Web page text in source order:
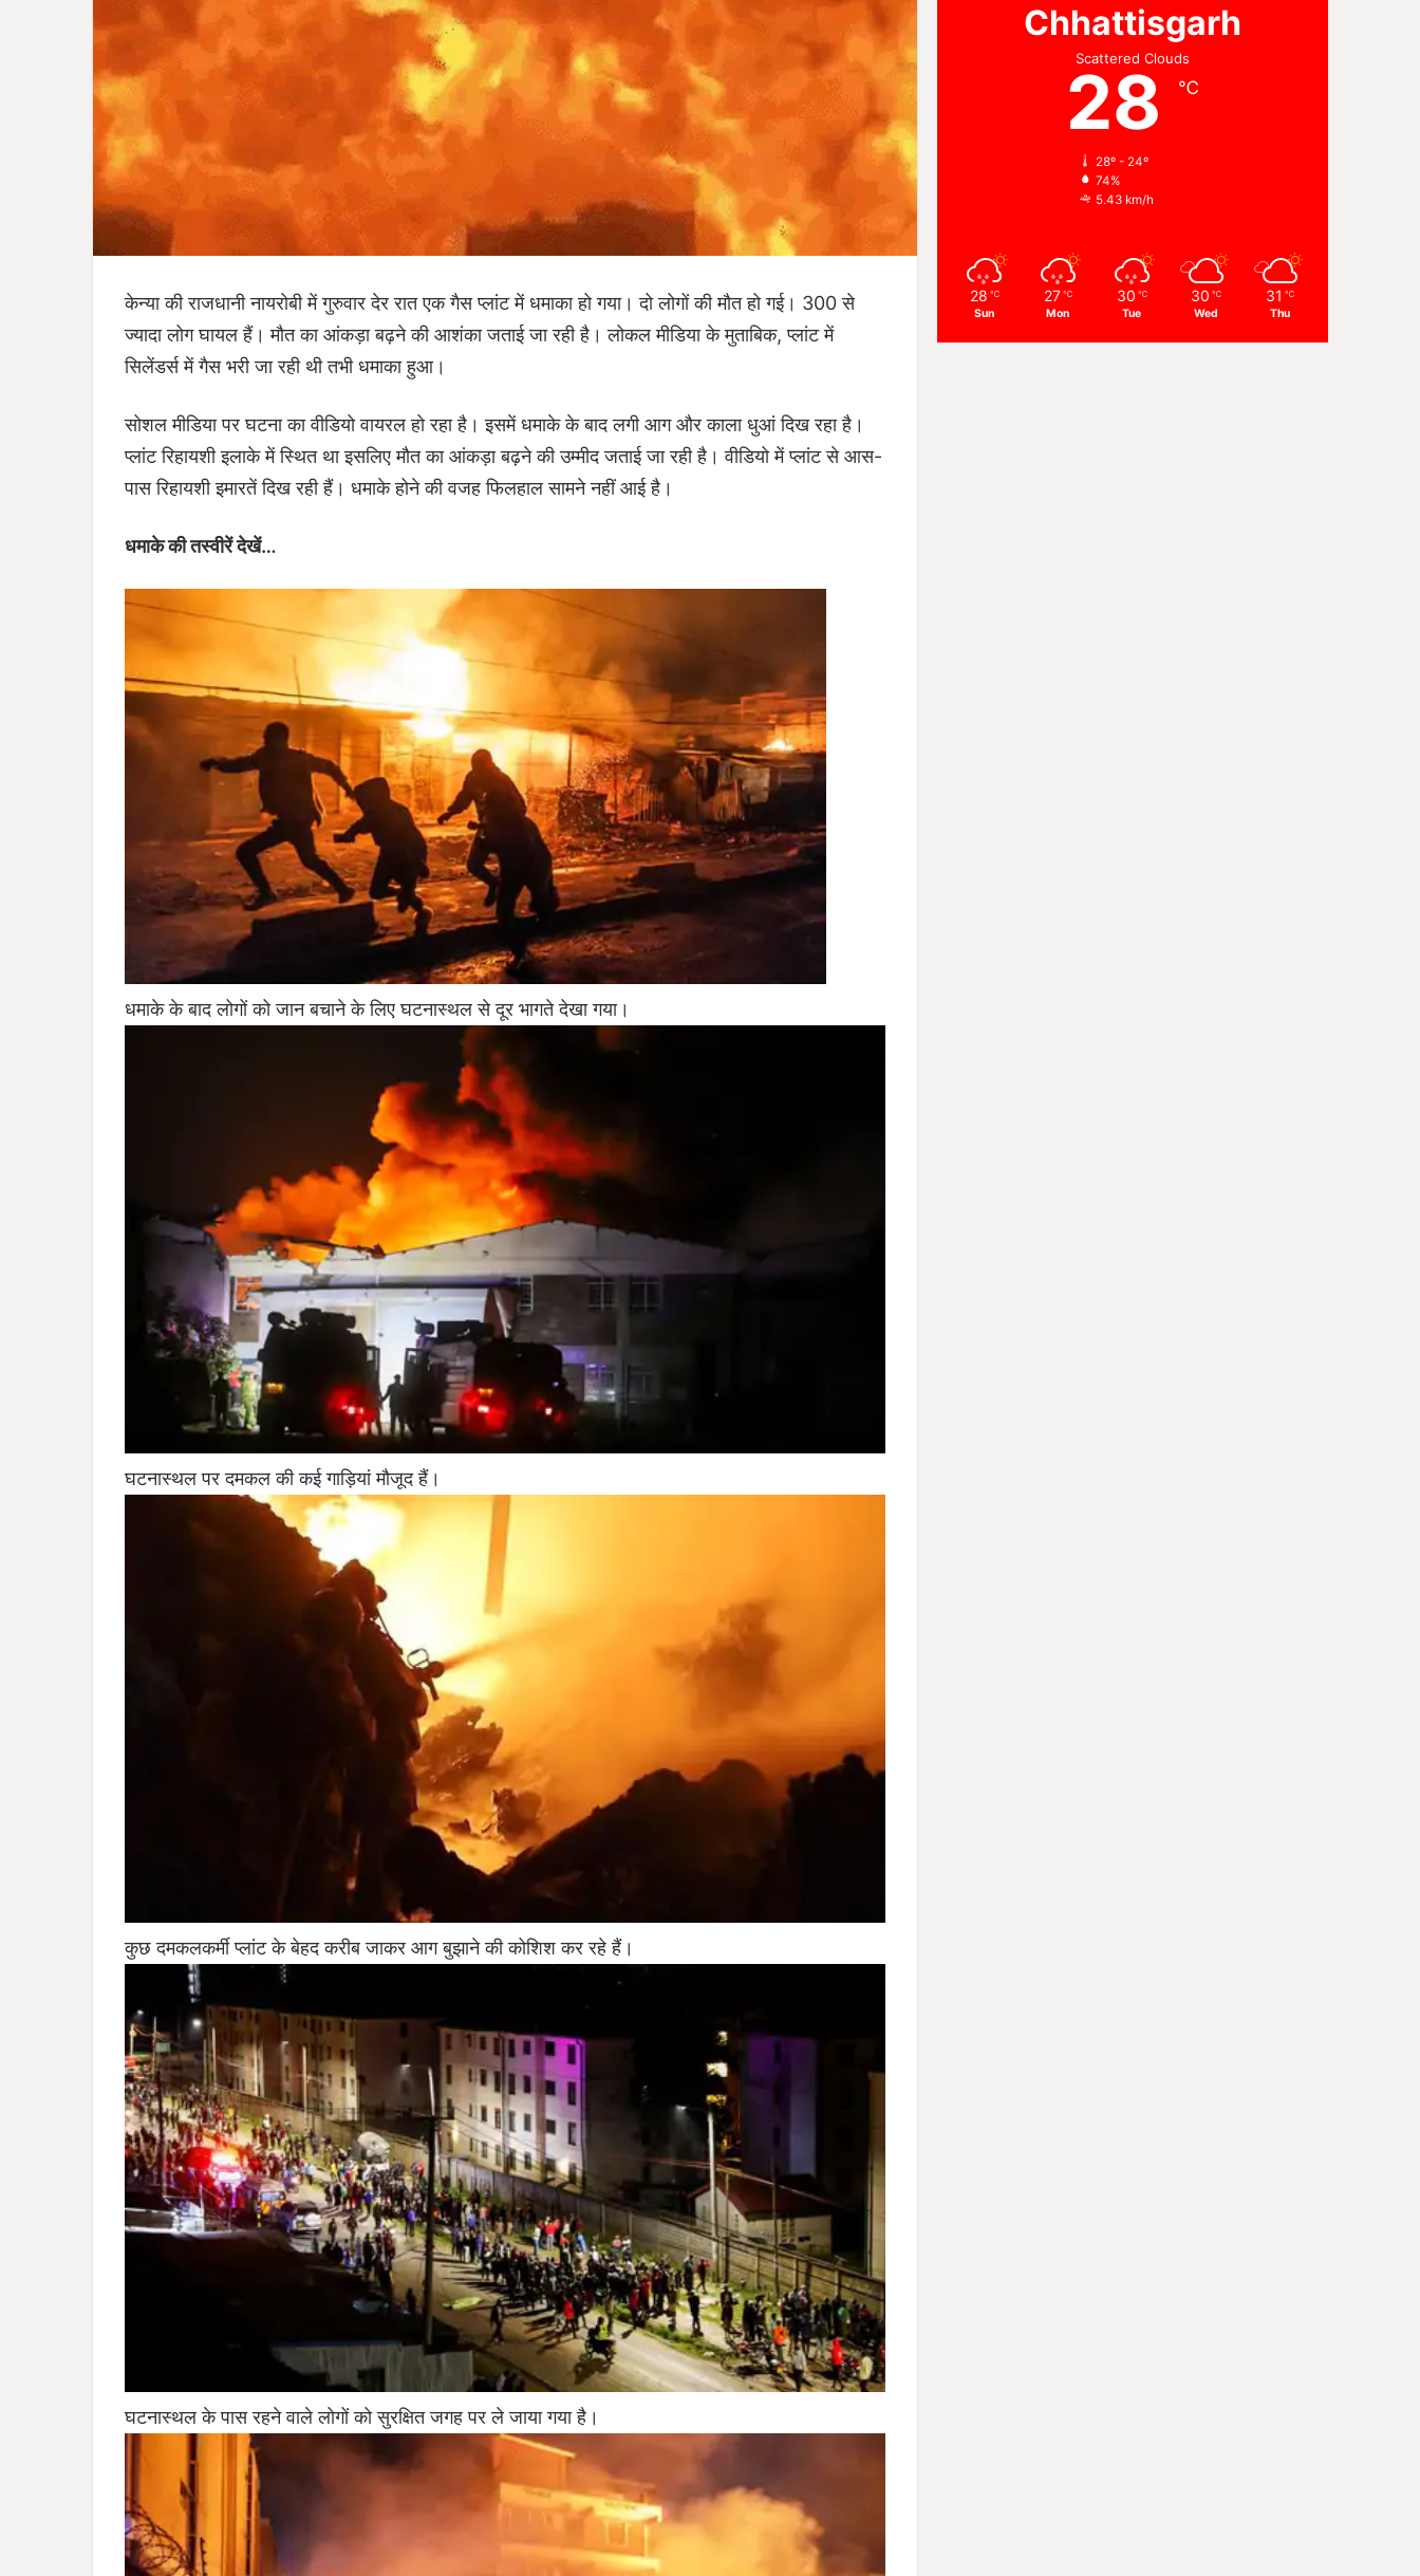
केन्या की राजधानी नायरोबी में गुरुवार देर रात एक गैस प्लांट में धमाका हो गया। दो लोगों की मौत हो गई। 300 से
ज्यादा लोग घायल हैं। मौत का आंकड़ा बढ़ने की आशंका जताई जा रही है। लोकल मीडिया के मुताबिक, प्लांट में
सिलेंडर्स में गैस भरी जा रही थी तभी धमाका हुआ।
सोशल मीडिया पर घटना का वीडियो वायरल हो रहा है। इसमें धमाके के बाद लगी आग और काला धुआं दिख रहा है।
प्लांट रिहायशी इलाके में स्थित था इसलिए मौत का आंकड़ा बढ़ने की उम्मीद जताई जा रही है। वीडियो में प्लांट से आस-
पास रिहायशी इमारतें दिख रही हैं। धमाके होने की वजह फिलहाल सामने नहीं आई है।
धमाके की तस्वीरें देखें…
धमाके के बाद लोगों को जान बचाने के लिए घटनास्थल से दूर भागते देखा गया।
घटनास्थल पर दमकल की कई गाड़ियां मौजूद हैं।
कुछ दमकलकर्मी प्लांट के बेहद करीब जाकर आग बुझाने की कोशिश कर रहे हैं।
घटनास्थल के पास रहने वाले लोगों को सुरक्षित जगह पर ले जाया गया है।
Chhattisgarh
Scattered Clouds
28 ℃
28º - 24º
74%
5.43 km/h
28 ℃
Sun
27 ℃
Mon
30 ℃
Tue
30 ℃
Wed
31 ℃
Thu